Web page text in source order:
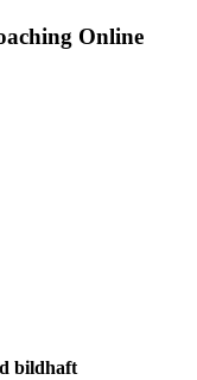
Online
bildhaft